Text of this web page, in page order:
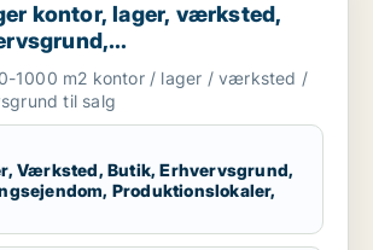
kontor, lager, værksted,
eller garage til salg i
1000 m2 kontor / lager / værksted /
til salg
Værksted, Butik, Erhvervsgrund,
Produktionslokaler,